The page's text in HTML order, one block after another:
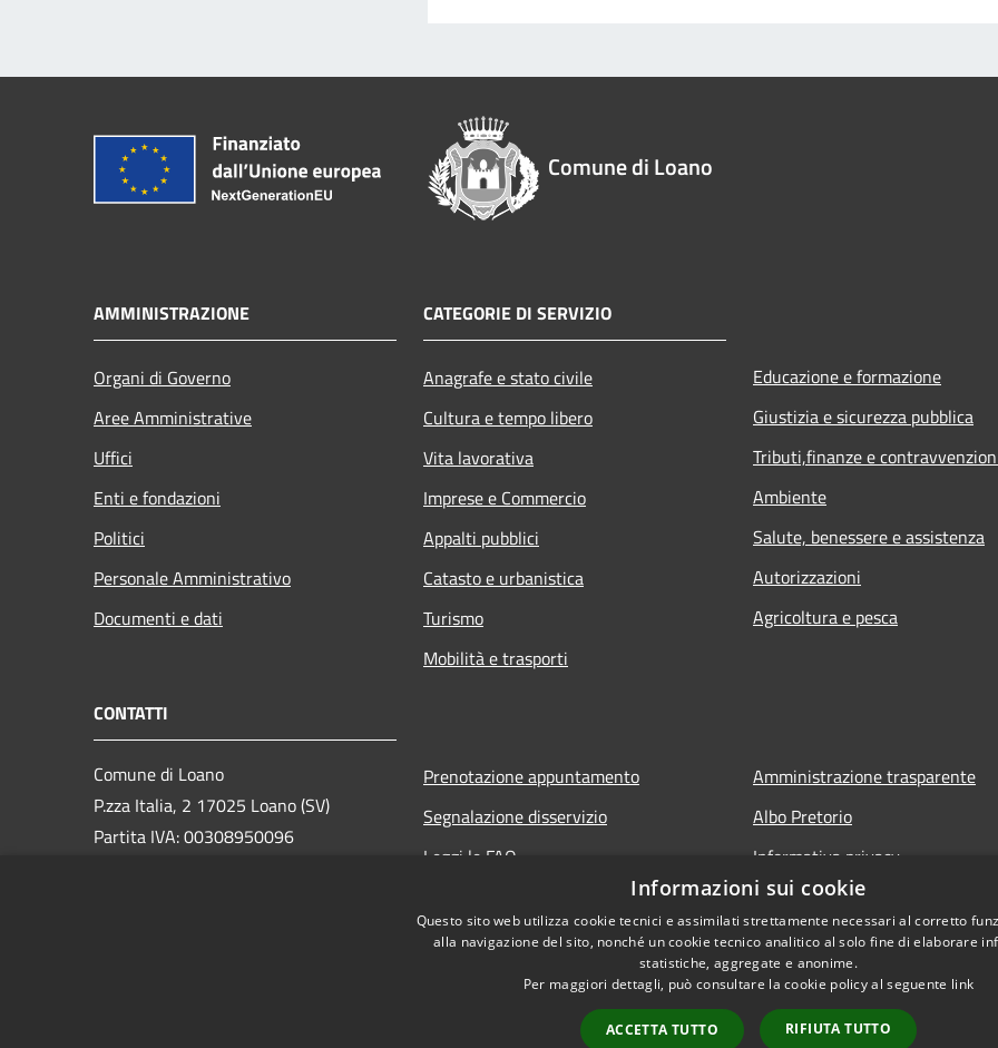
Comune di Loano
AMMINISTRAZIONE
Organi di Governo
Aree Amministrative
Uffici
Enti e fondazioni
Politici
Personale Amministrativo
Documenti e dati
CATEGORIE DI SERVIZIO
Anagrafe e stato civile
Cultura e tempo libero
Vita lavorativa
Imprese e Commercio
Appalti pubblici
Catasto e urbanistica
Turismo
Mobilità e trasporti
Educazione e formazione
Giustizia e sicurezza pubblica
Tributi,finanze e
Ambiente
Salute, benessere e assistenza
Autorizzazioni
Agricoltura e pesca
CONTATTI
Comune di Loano
P.zza Italia, 2 17025 Loano (SV)
Partita IVA: 00308950096
Prenotazione appuntamento
Segnalazione disservizio
Leggi le FAQ
Amministrazione trasparente
Albo Pretorio
Informativa privacy
Note legali
Dichiarazione di accessibilità
Informazioni sui cookie
Questo sito web utilizza cookie tecnici e assimilati strettamente necessari al corretto
alla navigazione del sito, nonché un cookie tecnico analitico al solo fine di elaborare
statistiche, aggregate e anonime.
Per maggiori dettagli, può consultare la cookie policy al seguente link
ACCETTA TUTTO RIFIUTA TUTTO